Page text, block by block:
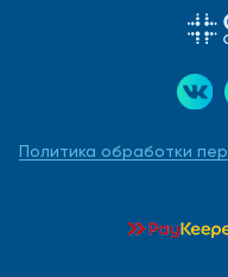
Политика обработки